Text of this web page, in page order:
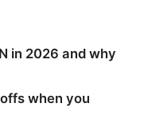
in 2026 and why
when you